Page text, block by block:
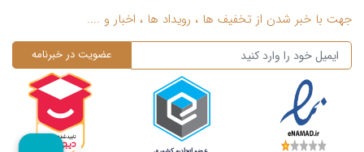
جهت با خبر شدن از تخفیف ها ، رویداد ها ، اخبار و ....